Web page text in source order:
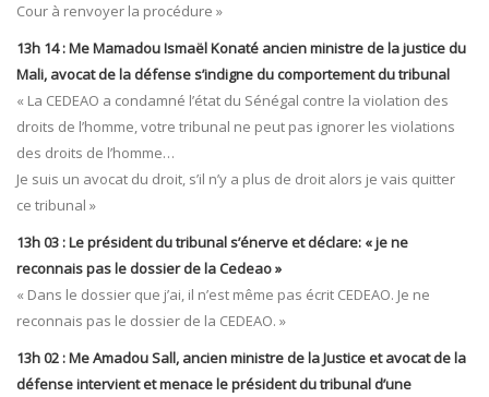
Cour à renvoyer la procédure »
13h 14 : Me Mamadou Ismaël Konaté ancien ministre de la justice du
Mali, avocat de la défense s’indigne du comportement du tribunal
« La CEDEAO a condamné l’état du Sénégal contre la violation des
droits de l’homme, votre tribunal ne peut pas ignorer les violations
des droits de l’homme…
Je suis un avocat du droit, s’il n’y a plus de droit alors je vais quitter
ce tribunal »
13h 03 : Le président du tribunal s’énerve et déclare: « je ne
reconnais pas le dossier de la Cedeao »
« Dans le dossier que j’ai, il n’est même pas écrit CEDEAO. Je ne
reconnais pas le dossier de la CEDEAO. »
13h 02 : Me Amadou Sall, ancien ministre de la Justice et avocat de la
défense intervient et menace le président du tribunal d’une